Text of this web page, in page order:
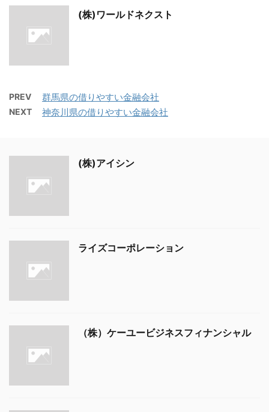
(株)ワールドネクスト
PREV 群馬県の借りやすい金融会社
NEXT 神奈川県の借りやすい金融会社
(株)アイシン
ライズコーポレーション
（株）ケーユービジネスフィナンシャル